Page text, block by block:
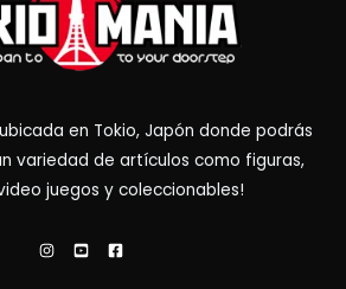
en Tokio, Japón donde podrás
variedad de artículos como figuras,
juegos y coleccionables!